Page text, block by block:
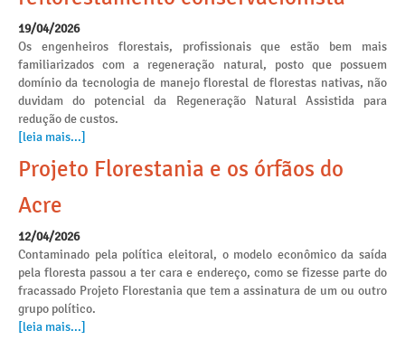
19/04/2026
Os engenheiros florestais, profissionais que estão bem mais
familiarizados com a regeneração natural, posto que possuem
domínio da tecnologia de manejo florestal de florestas nativas, não
duvidam do potencial da Regeneração Natural Assistida para
redução de custos.
[leia mais...]
Projeto Florestania e os órfãos do
Acre
12/04/2026
Contaminado pela política eleitoral, o modelo econômico da saída
pela floresta passou a ter cara e endereço, como se fizesse parte do
fracassado Projeto Florestania que tem a assinatura de um ou outro
grupo político.
[leia mais...]